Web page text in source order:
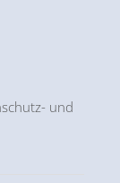
und